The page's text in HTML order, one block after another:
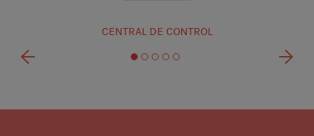
CENTRAL DE CONTROL